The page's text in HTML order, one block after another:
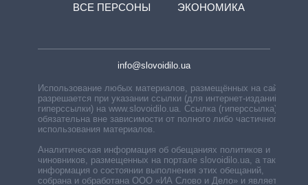
ВСЕ ПЕРСОНЫ
ЭКОНОМИКА
info@slovoidilo.ua
Использование любых материалов, размещённых на сайте,
разрешается при указании ссылки (для интернет-изданий —
гиперссылки) на www.slovoidilo.ua. Ссылка (гиперссылка)
обязательна вне зависимости от полного либо частичного
использования материалов.
Аналитическая информация об обещаниях политиков и
чиновников, размещенных на портале slovoidilo.ua, а также
информация о состоянии выполнения этих обещаний,
собрана и обработана ООО «ИА Слово и Дело» и является